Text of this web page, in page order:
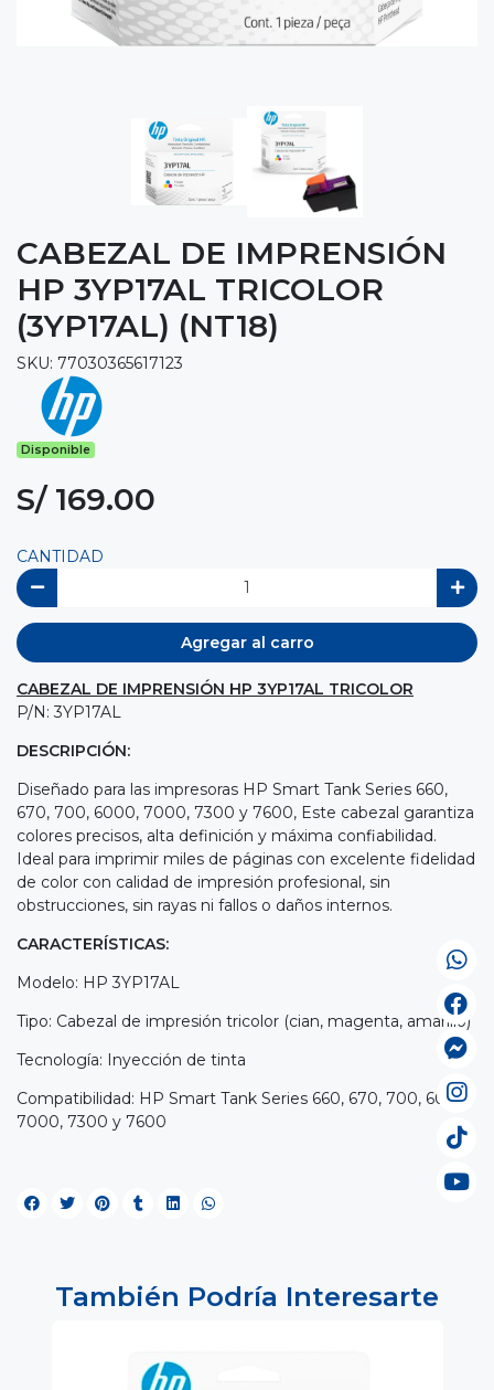
CABEZAL DE IMPRENSIÓN
HP 3YP17AL TRICOLOR
(3YP17AL) (NT18)
SKU: 77030365617123
Disponible
S/ 169.00
CANTIDAD
Agregar al carro
CABEZAL DE IMPRENSIÓN HP 3YP17AL TRICOLOR
P/N: 3YP17AL
DESCRIPCIÓN:
Diseñado para las impresoras HP Smart Tank Series 660,
670, 700, 6000, 7000, 7300 y 7600, Este cabezal garantiza
colores precisos, alta definición y máxima confiabilidad.
Ideal para imprimir miles de páginas con excelente fidelidad
de color con calidad de impresión profesional, sin
obstrucciones, sin rayas ni fallos o daños internos.
CARACTERÍSTICAS:
Modelo: HP 3YP17AL
Tipo: Cabezal de impresión tricolor (cian, magenta, amarillo)
Tecnología: Inyección de tinta
Compatibilidad: HP Smart Tank Series 660, 670, 700, 6000,
7000, 7300 y 7600
También Podría Interesarte